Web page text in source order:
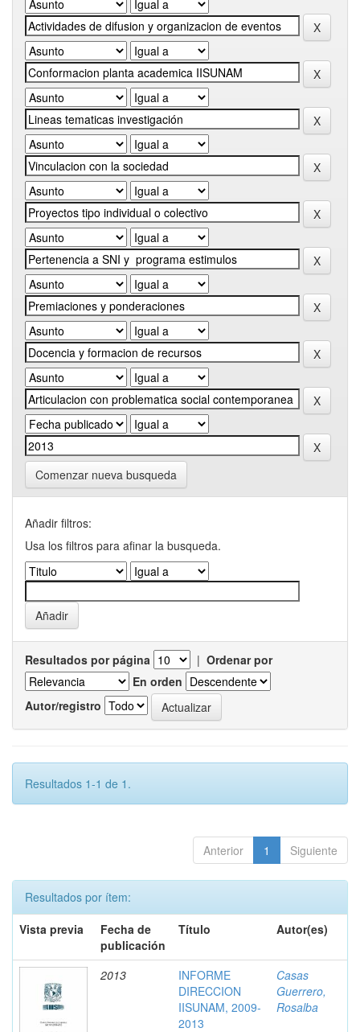
Comenzar nueva busqueda
Añadir filtros:
Usa los filtros para afinar la busqueda.
Resultados por página | Ordenar por
En orden
Autor/registro
Resultados 1-1 de 1.
Anterior 1 Siguiente
Resultados por ítem:
Vista previa
Fecha de
publicación
Título Autor(es)
2013
INFORME
DIRECCION
IISUNAM, 2009-
2013
Casas
Guerrero,
Rosalba